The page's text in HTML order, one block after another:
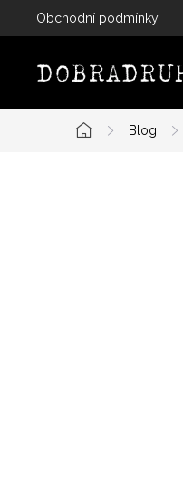
Obchodní podmínky
Domů
Blog